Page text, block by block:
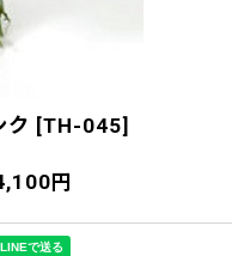
ク [TH-045]
円